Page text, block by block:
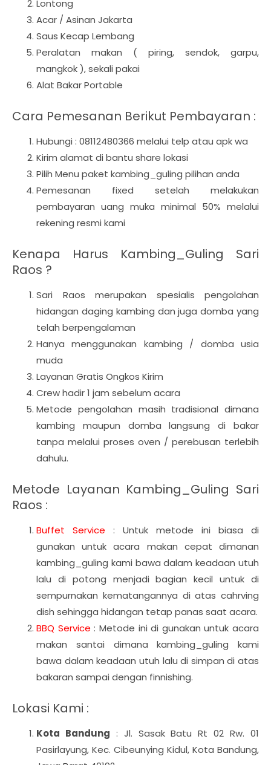
Lontong
Acar / Asinan Jakarta
Saus Kecap Lembang
Peralatan makan ( piring, sendok, garpu,
mangkok ), sekali pakai
Alat Bakar Portable
Cara Pemesanan Berikut Pembayaran :
Hubungi : 08112480366 melalui telp atau apk wa
Kirim alamat di bantu share lokasi
Pilih Menu paket kambing_guling pilihan anda
Pemesanan fixed setelah melakukan
pembayaran uang muka minimal 50% melalui
rekening resmi kami
Kenapa Harus Kambing_Guling Sari
Raos ?
Sari Raos merupakan spesialis pengolahan
hidangan daging kambing dan juga domba yang
telah berpengalaman
Hanya menggunakan kambing / domba usia
muda
Layanan Gratis Ongkos Kirim
Crew hadir 1 jam sebelum acara
Metode pengolahan masih tradisional dimana
kambing maupun domba langsung di bakar
tanpa melalui proses oven / perebusan terlebih
dahulu.
Metode Layanan Kambing_Guling Sari
Raos :
Buffet Service : Untuk metode ini biasa di
gunakan untuk acara makan cepat dimanan
kambing_guling kami bawa dalam keadaan utuh
lalu di potong menjadi bagian kecil untuk di
sempurnakan kematangannya di atas cahrving
dish sehingga hidangan tetap panas saat acara.
BBQ Service : Metode ini di gunakan untuk acara
makan santai dimana kambing_guling kami
bawa dalam keadaan utuh lalu di simpan di atas
bakaran sampai dengan finnishing.
Lokasi Kami :
Kota Bandung : Jl. Sasak Batu Rt 02 Rw. 01
Pasirlayung, Kec. Cibeunying Kidul, Kota Bandung,